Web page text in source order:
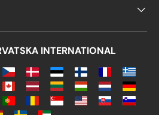
INTERNATIONAL